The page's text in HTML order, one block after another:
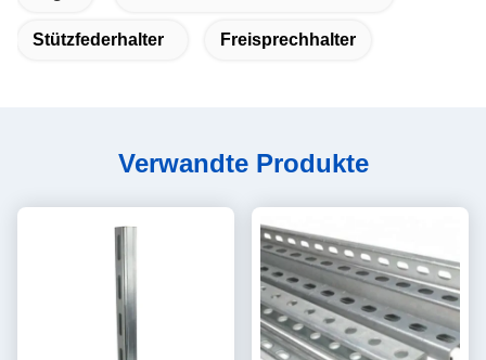
Stützfederhalter Freisprechhalter
Verwandte Produkte